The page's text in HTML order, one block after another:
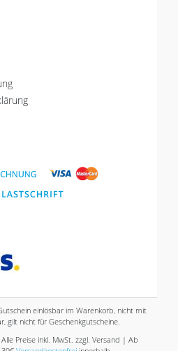
einlösbar im Warenkorb, nicht mit
gilt nicht für Geschenkgutscheine.
Alle Preise inkl. MwSt. zzgl. Versand | Ab